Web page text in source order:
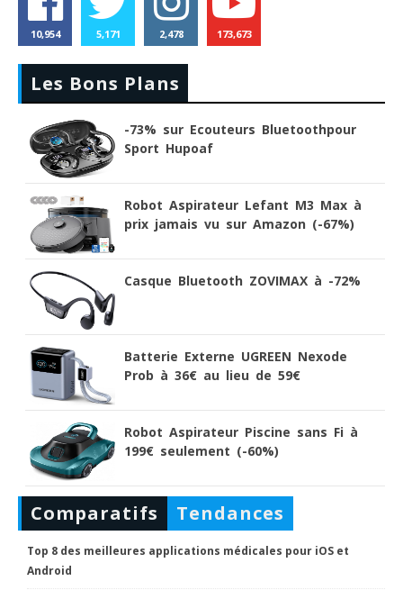
10,954 5,171 2,478 173,673
Les Bons Plans
-73% sur Ecouteurs Bluetoothpour
Sport Hupoaf
Robot Aspirateur Lefant M3 Max à
prix jamais vu sur Amazon (-67%)
Casque Bluetooth ZOVIMAX à -72%
Batterie Externe UGREEN Nexode
Prob à 36€ au lieu de 59€
Robot Aspirateur Piscine sans Fi à
199€ seulement (-60%)
Comparatifs Tendances
Top 8 des meilleures applications médicales pour iOS et
Android